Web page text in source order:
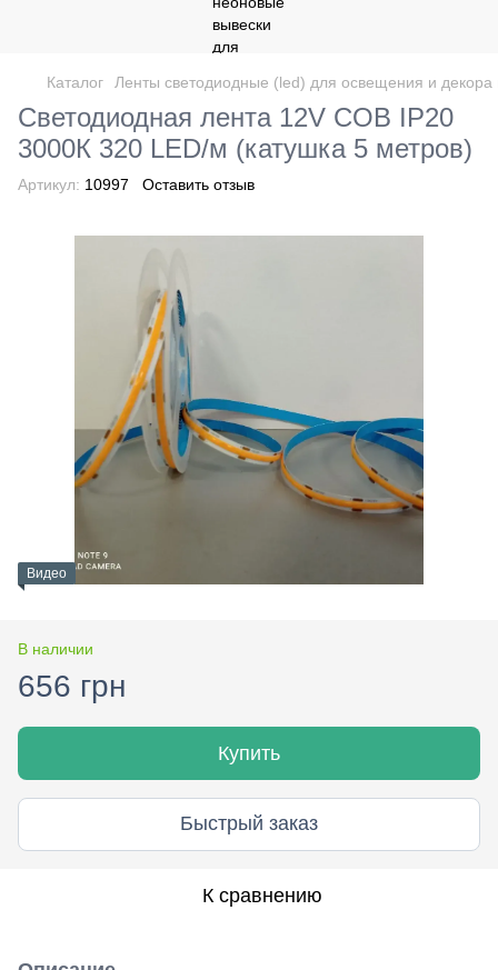
Каталог Ленты светодиодные (led) для освещения и
Светодиодная лента 12V COB IP20
3000К 320 LED/м (катушка 5 метров)
Артикул: 10997 Оставить отзыв
Видео
В наличии
656 грн
Купить
Быстрый заказ
К сравнению